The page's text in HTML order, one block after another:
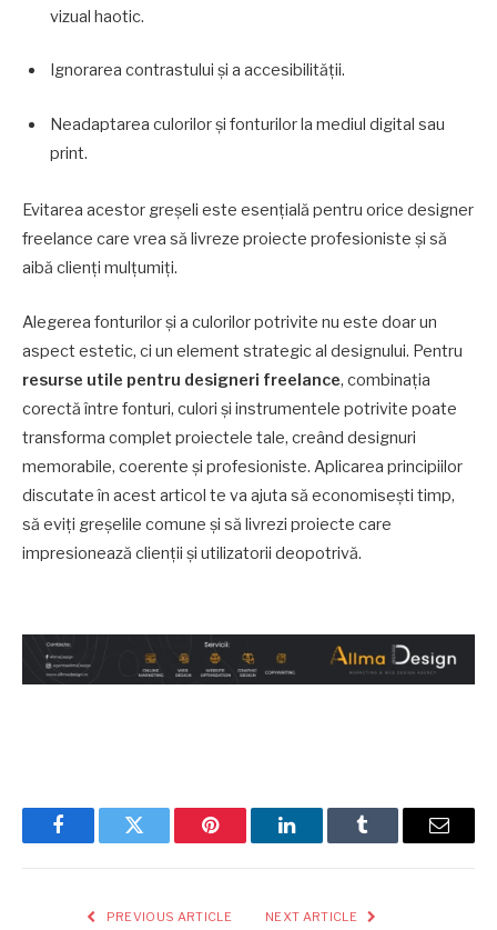
vizual haotic.
Ignorarea contrastului și a accesibilității.
Neadaptarea culorilor și fonturilor la mediul digital sau
print.
Evitarea acestor greșeli este esențială pentru orice designer
freelance care vrea să livreze proiecte profesioniste și să
aibă clienți mulțumiți.
Alegerea fonturilor și a culorilor potrivite nu este doar un
aspect estetic, ci un element strategic al designului. Pentru
resurse utile pentru designeri freelance, combinația
corectă între fonturi, culori și instrumentele potrivite poate
transforma complet proiectele tale, creând designuri
memorabile, coerente și profesioniste. Aplicarea principiilor
discutate în acest articol te va ajuta să economisești timp,
să eviți greșelile comune și să livrezi proiecte care
impresionează clienții și utilizatorii deopotrivă.
FacebookTwitter Pinterest LinkedInTumblr Email
PREVIOUS ARTICLE NEXT ARTICLE